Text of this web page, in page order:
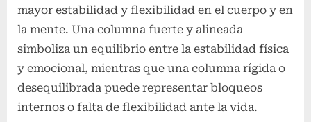
mayor estabilidad y flexibilidad en el cuerpo y en
la mente. Una columna fuerte y alineada
simboliza un equilibrio entre la estabilidad física
y emocional, mientras que una columna rígida o
desequilibrada puede representar bloqueos
internos o falta de flexibilidad ante la vida.